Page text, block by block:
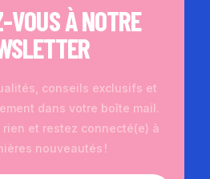
VOUS À NOTRE
conseils exclusifs et
dans votre boîte mail.
et restez connecté(e) à
nouveautés !